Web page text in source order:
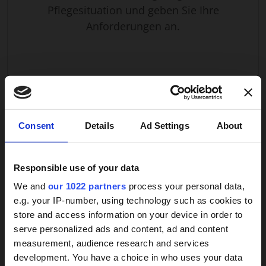
Consent Details Ad Settings About
Responsible use of your data
We and our 1022 partners process your personal data,
e.g. your IP-number, using technology such as cookies to
store and access information on your device in order to
serve personalized ads and content, ad and content
measurement, audience research and services
development. You have a choice in who uses your data
übernimmt sämtliche alltäglichen Aufgaben – von
der Unterstützung beim Aufstehen über die
Geborgenheit und Stabilität vermittelt. Im Vergleich
zu stationären Einrichtungen profitieren
Pflegebedürftige von einer individuellen Betreuung,
die genau auf ihre Bedürfnisse abgestimmt ist.
Grundpflege, sondern auch im Haushalt. Dazu
Begleitung zu Arztbesuchen. Gleichzeitig fördert sie
soziale Aktivitäten, wie Spaziergänge oder
Gespräche, und gestaltet den Alltag
abwechslungsreich. Auf diese Weise bleibt die
Lebensqualität hoch, während die Selbstständigkeit
der betreuten Person erhalten bleibt.
Pflegesituation und geben Sie Ihre
Anforderungen an.
Weitere Services
24h-Betreuungskraft
gesucht?